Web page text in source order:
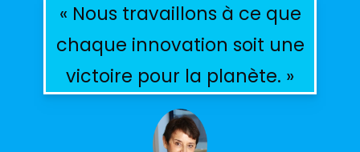
« Nous travaillons à ce que
chaque innovation soit une
victoire pour la planète. »